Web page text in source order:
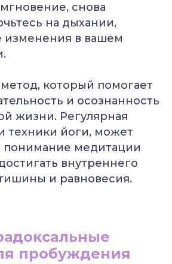
снова
на дыхании,
изменения в вашем
который помогает
и осознанность
жизни. Регулярная
техники йоги, может
понимание медитации
внутреннего
и равновесия.
пробуждения